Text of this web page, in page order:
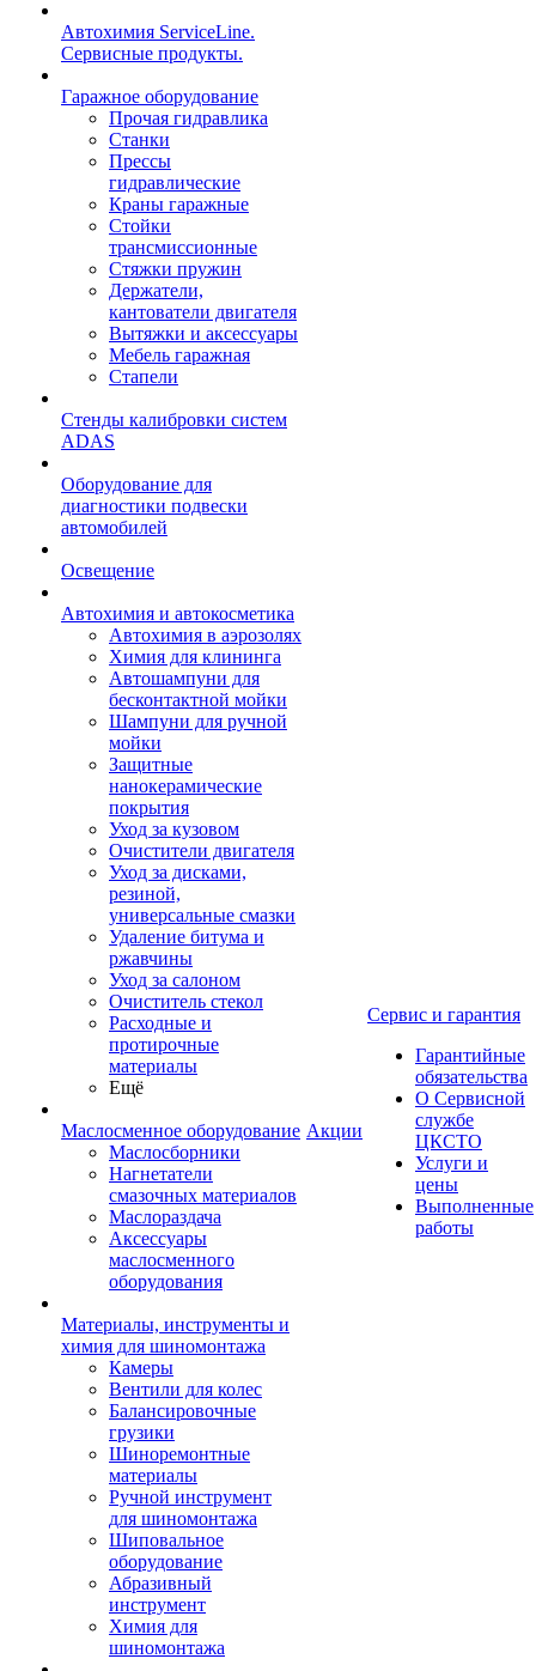
Автохимия ServiceLine.
Сервисные продукты.
Гаражное оборудование
Прочая гидравлика
Станки
Прессы
гидравлические
Краны гаражные
Стойки
трансмиссионные
Стяжки пружин
Держатели,
кантователи двигателя
Вытяжки и аксессуары
Мебель гаражная
Стапели
Стенды калибровки систем
ADAS
Оборудование для
диагностики подвески
автомобилей
Освещение
Автохимия и автокосметика
Автохимия в аэрозолях
Химия для клининга
Автошампуни для
бесконтактной мойки
Шампуни для ручной
мойки
Защитные
нанокерамические
покрытия
Уход за кузовом
Очистители двигателя
Уход за дисками,
резиной,
универсальные смазки
Удаление битума и
ржавчины
Уход за салоном
Очиститель стекол
Расходные и
протирочные
материалы
Ещё
Маслосменное оборудование
Маслосборники
Нагнетатели
смазочных материалов
Маслораздача
Аксессуары
маслосменного
оборудования
Материалы, инструменты и
химия для шиномонтажа
Камеры
Вентили для колес
Балансировочные
грузики
Шиноремонтные
материалы
Ручной инструмент
для шиномонтажа
Шиповальное
оборудование
Абразивный
инструмент
Химия для
шиномонтажа
Акции
Сервис и гарантия
Гарантийные
обязательства
О Сервисной
службе
ЦКСТО
Услуги и
цены
Выполненные
работы